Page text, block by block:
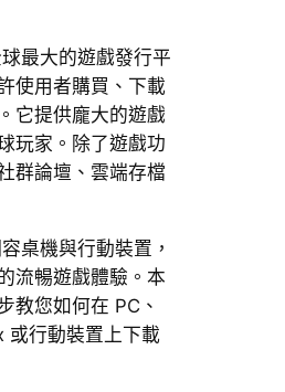
最大的遊戲發行平
使用者購買、下載
它提供龐大的遊戲
玩家。除了遊戲功
群論壇、雲端存檔
桌機與行動裝置，
流暢遊戲體驗。本
教您如何在 PC、
或行動裝置上下載